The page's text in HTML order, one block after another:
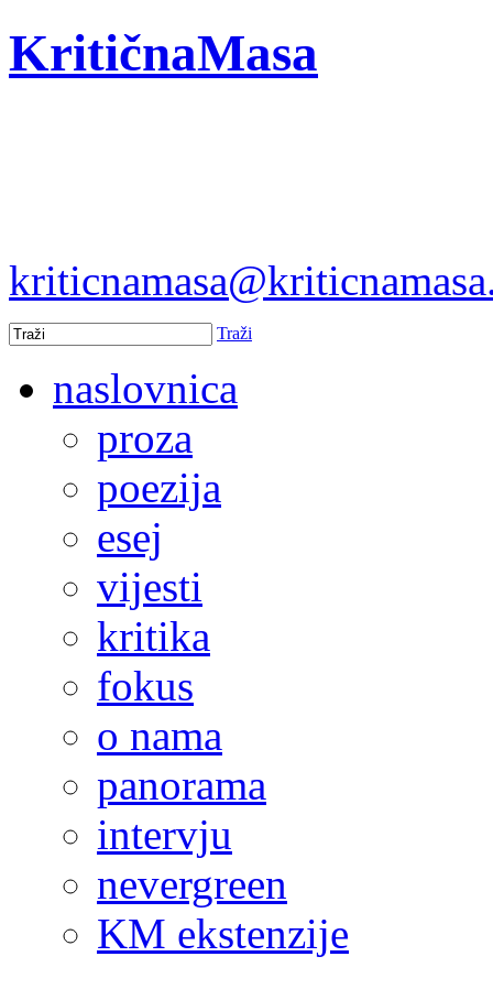
KritičnaMasa
Traži
naslovnica
proza
poezija
esej
vijesti
kritika
fokus
o nama
panorama
intervju
nevergreen
KM ekstenzije